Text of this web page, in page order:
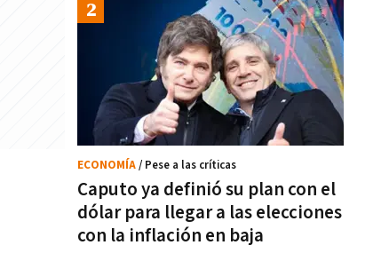
Caputo ya definió su plan con el
dólar para llegar a las elecciones
con la inflación en baja
ECONOMÍA/ Pese a las críticas